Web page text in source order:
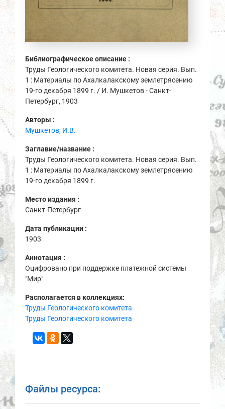
Библиографическое описание :
Труды Геологического комитета. Новая серия. Вып.
1 : Материалы по Ахалкалакскому землетрясению
19-го декабря 1899 г. / И. Мушкетов - Санкт-
Петербург, 1903
Авторы :
Мушкетов, И.В.
Заглавие/название :
Труды Геологического комитета. Новая серия. Вып.
1 : Материалы по Ахалкалакскому землетрясению
19-го декабря 1899 г.
Место издания :
Санкт-Петербург
Дата публикации :
1903
Аннотация :
Оцифровано при поддержке платежной системы
"Мир"
Располагается в коллекциях:
Труды Геологического комитета
Труды Геологического комитета
Файлы ресурса: